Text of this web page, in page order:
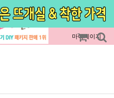
주문조회 마이페이지